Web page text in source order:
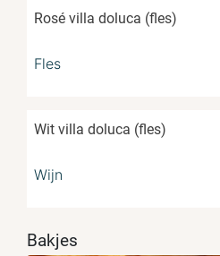
Rosé villa doluca (fles)
Fles
Wit villa doluca (fles)
Wijn
Bakjes